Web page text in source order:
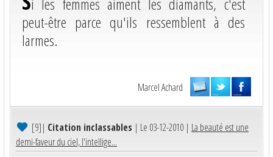
peut-être parce qu'ils ressemblent à des
larmes.
Marcel Achard
[9]| Citation inclassables | Le 03-12-2010 | La beauté est une
demi-faveur du ciel, l'intellige...